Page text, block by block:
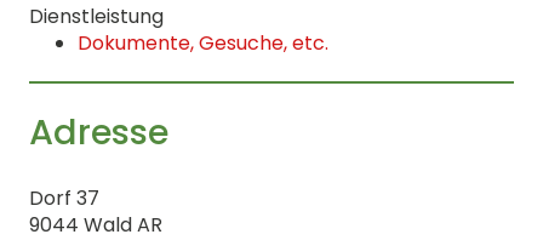
Dienstleistung
Dokumente, Gesuche, etc.
Adresse
Dorf 37
9044 Wald AR